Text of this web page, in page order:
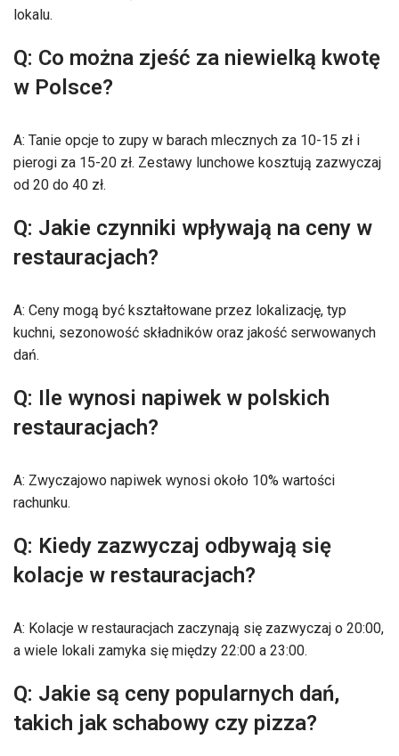
lokalu.
Q: Co można zjeść za niewielką kwotę
w Polsce?
A: Tanie opcje to zupy w barach mlecznych za 10-15 zł i
pierogi za 15-20 zł. Zestawy lunchowe kosztują zazwyczaj
od 20 do 40 zł.
Q: Jakie czynniki wpływają na ceny w
restauracjach?
A: Ceny mogą być kształtowane przez lokalizację, typ
kuchni, sezonowość składników oraz jakość serwowanych
dań.
Q: Ile wynosi napiwek w polskich
restauracjach?
A: Zwyczajowo napiwek wynosi około 10% wartości
rachunku.
Q: Kiedy zazwyczaj odbywają się
kolacje w restauracjach?
A: Kolacje w restauracjach zaczynają się zazwyczaj o 20:00,
a wiele lokali zamyka się między 22:00 a 23:00.
Q: Jakie są ceny popularnych dań,
takich jak schabowy czy pizza?